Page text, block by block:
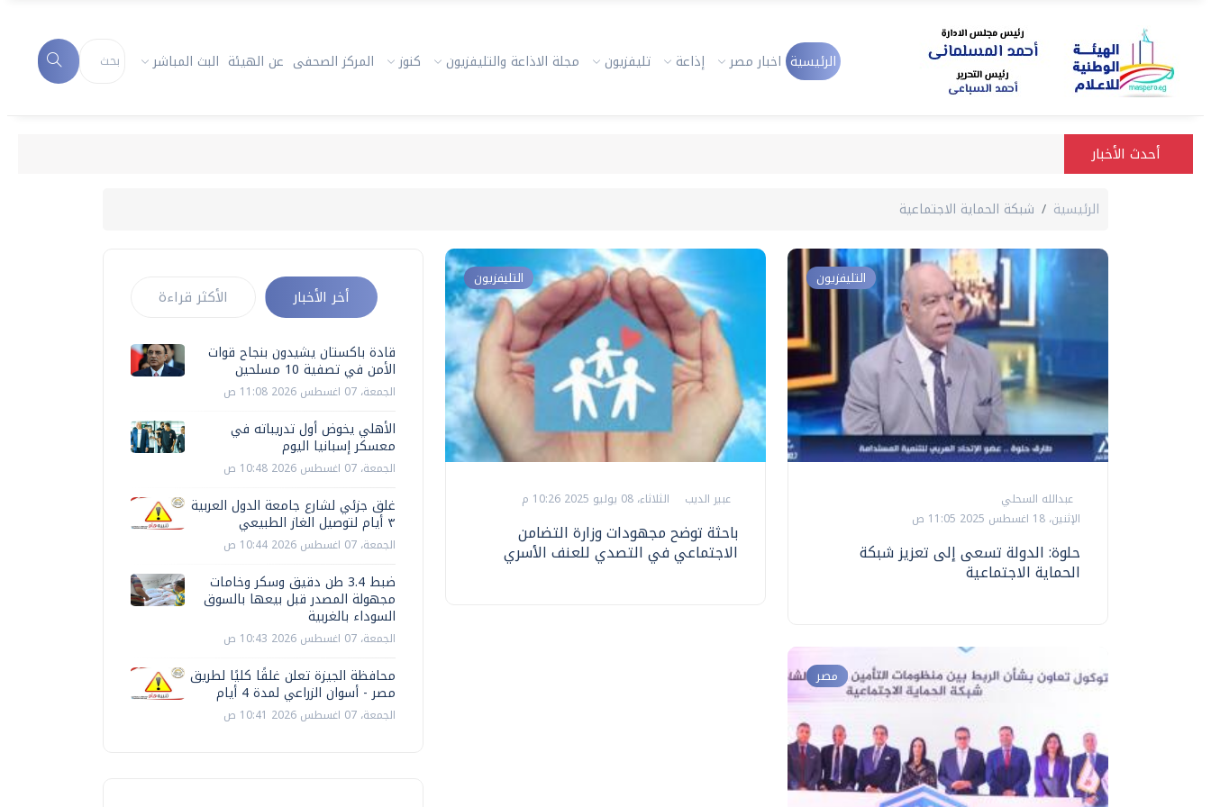
الرئيسية اخبار مصر إذاعة تليفزيون مجلة الاذاعة والتليفزيون كنوز المركز الصحفى عن الهيئة البث المباشر
أحدث الأخبار
الرئيسية شبكة الحماية الاجتماعية
التليفزيون
عبدالله السحلي
الإثنين، 18 اغسطس 2025 11:05 ص
حلوة: الدولة تسعى إلى تعزيز شبكة
الحماية الاجتماعية
التليفزيون
عبير الديب الثلاثاء، 08 يوليو 2025 10:26 م
باحثة توضح مجهودات وزارة التضامن
الاجتماعي في التصدي للعنف الأسري
مصر
أخر الأخبار الأكثر قراءة
قادة باكستان يشيدون بنجاح قوات
الأمن في تصفية 10 مسلحين
الجمعة، 07 اغسطس 2026 11:08 ص
الأهلي يخوض أول تدريباته في
معسكر إسبانيا اليوم
الجمعة، 07 اغسطس 2026 10:48 ص
غلق جزئي لشارع جامعة الدول العربية
٣ أيام لتوصيل الغاز الطبيعي
الجمعة، 07 اغسطس 2026 10:44 ص
ضبط 3.4 طن دقيق وسكر وخامات
مجهولة المصدر قبل بيعها بالسوق
السوداء بالغربية
الجمعة، 07 اغسطس 2026 10:43 ص
محافظة الجيزة تعلن غلقًا كليًا لطريق
مصر - أسوان الزراعي لمدة 4 أيام
الجمعة، 07 اغسطس 2026 10:41 ص